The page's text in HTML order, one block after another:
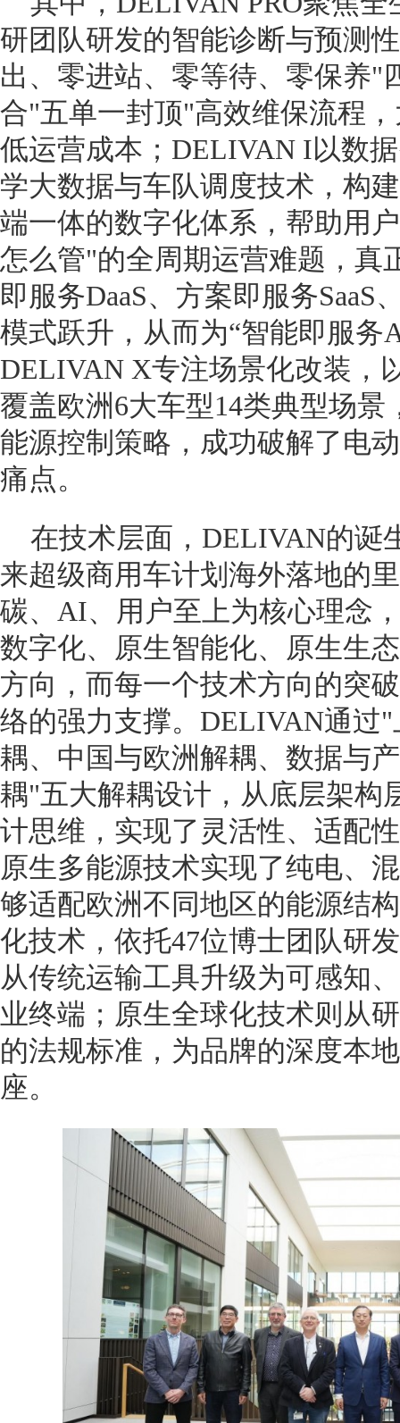
研团队研发的智能诊断与预测
出、零进站、零等待、零保养"
合"五单一封顶"高效维保流程
低运营成本；DELIVAN I以数
学大数据与车队调度技术，构
端一体的数字化体系，帮助用
怎么管"的全周期运营难题，真
即服务DaaS、方案即服务SaaS
模式跃升，从而为“智能即服务
DELIVAN X专注场景化改装，
覆盖欧洲6大车型14类典型场
能源控制策略，成功破解了电
痛点。
在技术层面，DELIVAN的诞
来超级商用车计划海外落地的
碳、AI、用户至上为核心理念
数字化、原生智能化、原生生
方向，而每一个技术方向的突
络的强力支撑。DELIVAN通过
耦、中国与欧洲解耦、数据与
耦"五大解耦设计，从底层架构
计思维，实现了灵活性、适配
原生多能源技术实现了纯电、
够适配欧洲不同地区的能源结
化技术，依托47位博士团队研
从传统运输工具升级为可感知
业终端；原生全球化技术则从
的法规标准，为品牌的深度本
座。